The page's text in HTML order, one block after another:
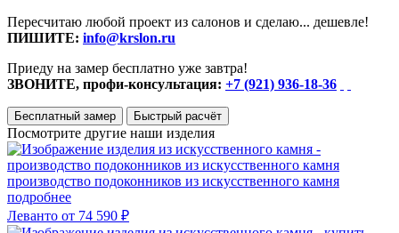
Пересчитаю любой проект из салонов и сделаю... дешевле!
ПИШИТЕ: info@krslon.ru
Приеду на замер бесплатно уже завтра!
ЗВОНИТЕ, профи-консультация: +7 (921) 936-18-36
Бесплатный замер Быстрый расчёт
Посмотрите другие наши изделия
производство подоконников из искусственного камня
подробнее
Леванто от 74 590 ₽